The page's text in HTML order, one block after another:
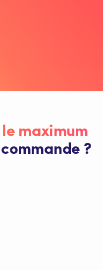
maximum
?